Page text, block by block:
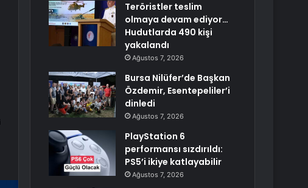
Teröristler teslim
olmaya devam ediyor…
Hudutlarda 490 kişi
yakalandı
Ağustos 7, 2026
Bursa Nilüfer’de Başkan
Özdemir, Esentepeliler’i
dinledi
Ağustos 7, 2026
PlayStation 6
performansı sızdırıldı:
PS5’i ikiye katlayabilir
Ağustos 7, 2026